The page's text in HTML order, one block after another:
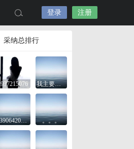
登录 注册
采纳总排行
937215076 我主要是想看看
3906420743 。。。